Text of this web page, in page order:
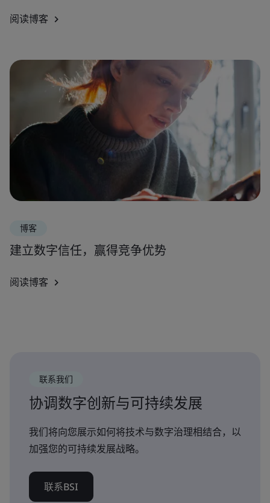
阅读博客
博客
建立数字信任，赢得竞争优势
阅读博客
联系我们
协调数字创新与可持续发展
我们将向您展示如何将技术与数字治理相结合，以
加强您的可持续发展战略。
联系BSI